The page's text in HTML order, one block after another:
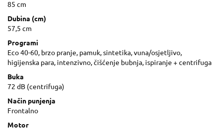
85 cm
Dubina (cm)
57,5 cm
Programi
Eco 40-60, brzo pranje, pamuk, sintetika, vuna/osjetljivo,
higijenska para, intenzivno, čišćenje bubnja, ispiranje + centrifuga
Buka
72 dB (centrifuga)
Način punjenja
Frontalno
Motor